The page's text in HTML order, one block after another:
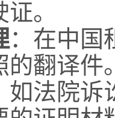
。
：在中国
的翻译件
如法院诉